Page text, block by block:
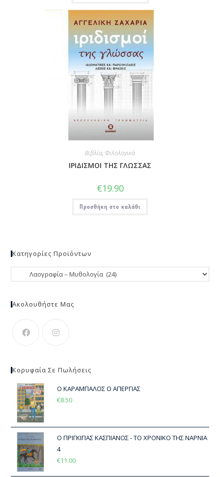
Βιβλία, Φιλολογικά
ΙΡΙΔΙΣΜΟΙ ΤΗΣ ΓΛΩΣΣΑΣ
€19.90
Προσθήκη στο καλάθι
Κατηγορίες Προϊόντων
Ακολουθήστε Μας
Κορυφαία Σε Πωλήσεις
Ο ΚΑΡΑΜΠΑΛΟΣ Ο ΑΠΕΡΓΙΑΣ
€8.50
Ο ΠΡΙΓΚΙΠΑΣ ΚΑΣΠΙΑΝΟΣ - ΤΟ ΧΡΟΝΙΚΟ ΤΗΣ ΝΑΡΝΙΑ
4
€11.00